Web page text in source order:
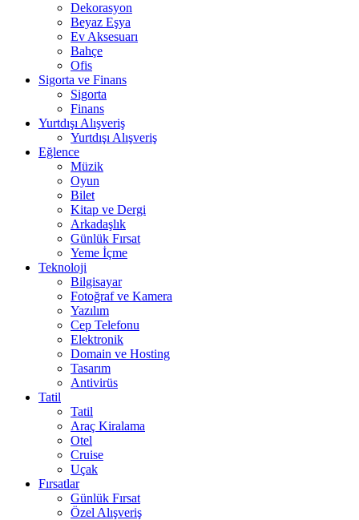
Dekorasyon
Beyaz Eşya
Ev Aksesuarı
Bahçe
Ofis
Sigorta ve Finans
Sigorta
Finans
Yurtdışı Alışveriş
Yurtdışı Alışveriş
Eğlence
Müzik
Oyun
Bilet
Kitap ve Dergi
Arkadaşlık
Günlük Fırsat
Yeme İçme
Teknoloji
Bilgisayar
Fotoğraf ve Kamera
Yazılım
Cep Telefonu
Elektronik
Domain ve Hosting
Tasarım
Antivirüs
Tatil
Tatil
Araç Kiralama
Otel
Cruise
Uçak
Fırsatlar
Günlük Fırsat
Özel Alışveriş